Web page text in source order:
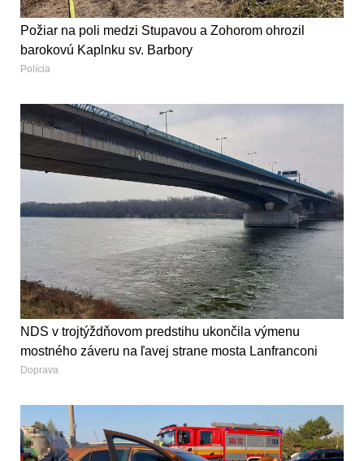
Požiar na poli medzi Stupavou a Zohorom ohrozil
barokovú Kaplnku sv. Barbory
Polícia
NDS v trojtýždňovom predstihu ukončila výmenu
mostného záveru na ľavej strane mosta Lanfranconi
Doprava